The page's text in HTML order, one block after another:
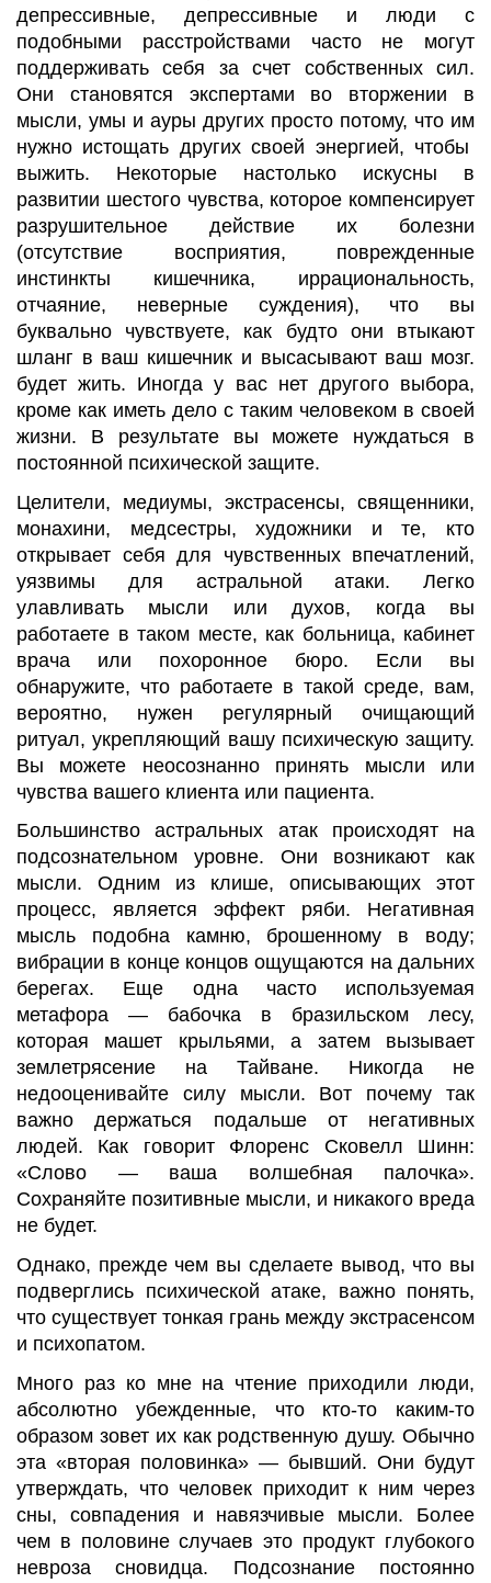
депрессивные, депрессивные и люди с
подобными расстройствами часто не могут
поддерживать себя за счет собственных сил.
Они становятся экспертами во вторжении в
мысли, умы и ауры других просто потому, что им
нужно истощать других своей энергией, чтобы
выжить. Некоторые настолько искусны в
развитии шестого чувства, которое компенсирует
разрушительное действие их болезни
(отсутствие восприятия, поврежденные
инстинкты кишечника, иррациональность,
отчаяние, неверные суждения), что вы
буквально чувствуете, как будто они втыкают
шланг в ваш кишечник и высасывают ваш мозг.
будет жить. Иногда у вас нет другого выбора,
кроме как иметь дело с таким человеком в своей
жизни. В результате вы можете нуждаться в
постоянной психической защите.
Целители, медиумы, экстрасенсы, священники,
монахини, медсестры, художники и те, кто
открывает себя для чувственных впечатлений,
уязвимы для астральной атаки. Легко
улавливать мысли или духов, когда вы
работаете в таком месте, как больница, кабинет
врача или похоронное бюро. Если вы
обнаружите, что работаете в такой среде, вам,
вероятно, нужен регулярный очищающий
ритуал, укрепляющий вашу психическую защиту.
Вы можете неосознанно принять мысли или
чувства вашего клиента или пациента.
Большинство астральных атак происходят на
подсознательном уровне. Они возникают как
мысли. Одним из клише, описывающих этот
процесс, является эффект ряби. Негативная
мысль подобна камню, брошенному в воду;
вибрации в конце концов ощущаются на дальних
берегах. Еще одна часто используемая
метафора — бабочка в бразильском лесу,
которая машет крыльями, а затем вызывает
землетрясение на Тайване. Никогда не
недооценивайте силу мысли. Вот почему так
важно держаться подальше от негативных
людей. Как говорит Флоренс Сковелл Шинн:
«Слово — ваша волшебная палочка».
Сохраняйте позитивные мысли, и никакого вреда
не будет.
Однако, прежде чем вы сделаете вывод, что вы
подверглись психической атаке, важно понять,
что существует тонкая грань между экстрасенсом
и психопатом.
Много раз ко мне на чтение приходили люди,
абсолютно убежденные, что кто-то каким-то
образом зовет их как родственную душу. Обычно
эта «вторая половинка» — бывший. Они будут
утверждать, что человек приходит к ним через
сны, совпадения и навязчивые мысли. Более
чем в половине случаев это продукт глубокого
невроза сновидца. Подсознание постоянно